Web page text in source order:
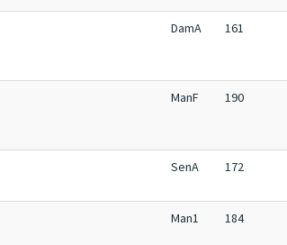
DamA 161
ManF 190
SenA 172
Man1 184